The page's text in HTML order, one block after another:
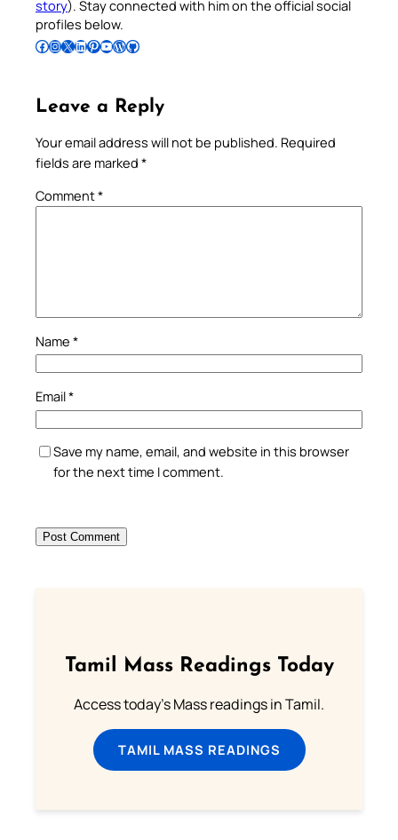
story). Stay connected with him on the official social
profiles below.
Follow Pradeep on Facebook Follow Pradeep on InstagramFollow Pradeep on X Follow Pradeep on LinkedIn Follow Pradeep on Pinterest Subscribe to Pradeep’s Youtube Channel Follow Pradeep on WordPress Follow Pradeep on GitHub
Leave a Reply
Your email address will not be published. Required
fields are marked *
Comment*
Name *
Email*
Save my name, email, and website in this browser
for the next time I comment.
Tamil Mass Readings Today
Access today's Mass readings in Tamil.
TAMIL MASS READINGS